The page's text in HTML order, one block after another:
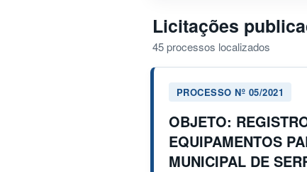
Licitações
45 processos localizados
PROCESSO Nº 05/2021
OBJETO:
EQUIPAMENTOS
MUNICIPAL DE